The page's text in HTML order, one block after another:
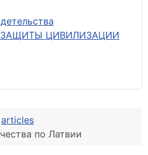
ЦИВИЛИЗАЦИИ
articles
по Латвии